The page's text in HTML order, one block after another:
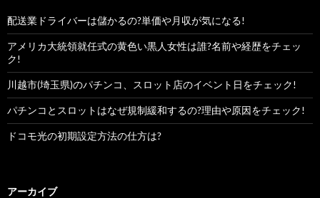
配送業ドライバーは儲かるの?単価や月収が気になる!
アメリカ大統領就任式の黄色い黒人女性は誰?名前や経歴をチェッ
ク!
川越市(埼玉県)のパチンコ、スロット店のイベント日をチェック!
パチンコとスロットはなぜ規制緩和するの?理由や原因をチェック!
ドコモ光の初期設定方法の仕方は?
アーカイブ